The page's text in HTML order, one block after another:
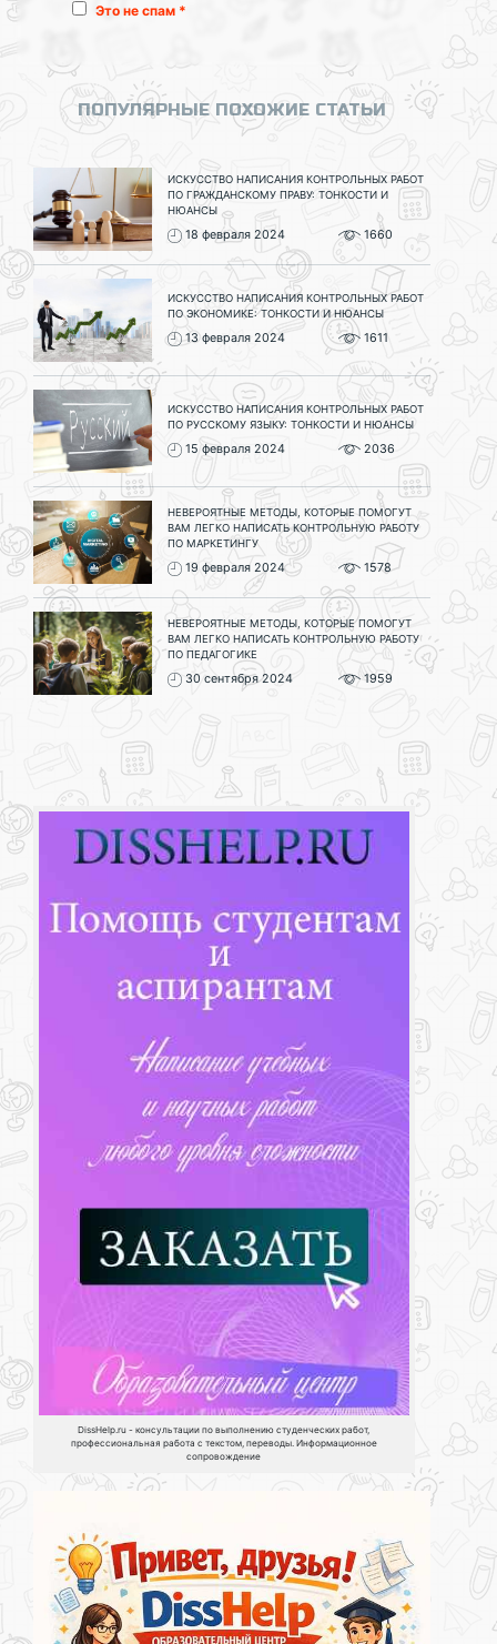
Это не спам *
ПОПУЛЯРНЫЕ ПОХОЖИЕ СТАТЬИ
ИСКУССТВО НАПИСАНИЯ КОНТРОЛЬНЫХ РАБОТ
ПО ГРАЖДАНСКОМУ ПРАВУ: ТОНКОСТИ И
НЮАНСЫ
18 февраля 2024 1660
ИСКУССТВО НАПИСАНИЯ КОНТРОЛЬНЫХ РАБОТ
ПО ЭКОНОМИКЕ: ТОНКОСТИ И НЮАНСЫ
13 февраля 2024 1611
ИСКУССТВО НАПИСАНИЯ КОНТРОЛЬНЫХ РАБОТ
ПО РУССКОМУ ЯЗЫКУ: ТОНКОСТИ И НЮАНСЫ
15 февраля 2024 2036
НЕВЕРОЯТНЫЕ МЕТОДЫ, КОТОРЫЕ ПОМОГУТ
ВАМ ЛЕГКО НАПИСАТЬ КОНТРОЛЬНУЮ РАБОТУ
ПО МАРКЕТИНГУ
19 февраля 2024 1578
НЕВЕРОЯТНЫЕ МЕТОДЫ, КОТОРЫЕ ПОМОГУТ
ВАМ ЛЕГКО НАПИСАТЬ КОНТРОЛЬНУЮ РАБОТУ
ПО ПЕДАГОГИКЕ
30 сентября 2024 1959
DissHelp.ru - консультации по выполнению студенческих работ,
профессиональная работа с текстом, переводы. Информационное
сопровождение